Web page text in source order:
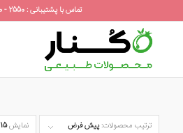
تماس با پشتیبانی : 2550 - 690 - 0919
ترتیب محصولات:پیش فرض نمایش15 محصول در هر صفحه